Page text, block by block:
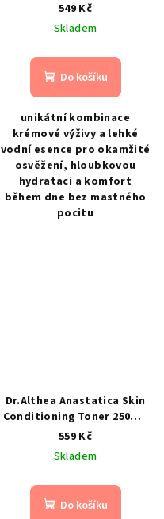
zklidňující krémová mlha
549 Kč
Skladem
Do košíku
unikátní kombinace
krémové výživy a lehké
vodní esence pro okamžité
osvěžení, hloubkovou
hydrataci a komfort
během dne bez mastného
pocitu
Dr.Althea Anastatica Skin
Conditioning Toner 250ml-
Revitalizační tonikum s
extraktem z růže z Jericha
559 Kč
Skladem
Do košíku